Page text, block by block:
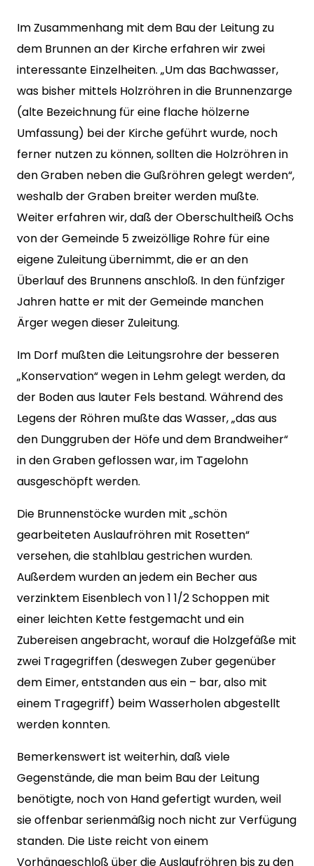
Im Zusammenhang mit dem Bau der Leitung zu
dem Brunnen an der Kirche erfahren wir zwei
interessante Einzelheiten. „Um das Bachwasser,
was bisher mittels Holzröhren in die Brunnenzarge
(alte Bezeichnung für eine flache hölzerne
Umfassung) bei der Kirche geführt wurde, noch
ferner nutzen zu können, sollten die Holzröhren in
den Graben neben die Gußröhren gelegt werden“,
weshalb der Graben breiter werden mußte.
Weiter erfahren wir, daß der Oberschultheiß Ochs
von der Gemeinde 5 zweizöllige Rohre für eine
eigene Zuleitung übernimmt, die er an den
Überlauf des Brunnens anschloß. In den fünfziger
Jahren hatte er mit der Gemeinde manchen
Ärger wegen dieser Zuleitung.
Im Dorf mußten die Leitungsrohre der besseren
„Konservation“ wegen in Lehm gelegt werden, da
der Boden aus lauter Fels bestand. Während des
Legens der Röhren mußte das Wasser, „das aus
den Dunggruben der Höfe und dem Brandweiher“
in den Graben geflossen war, im Tagelohn
ausgeschöpft werden.
Die Brunnenstöcke wurden mit „schön
gearbeiteten Auslaufröhren mit Rosetten“
versehen, die stahlblau gestrichen wurden.
Außerdem wurden an jedem ein Becher aus
verzinktem Eisenblech von 1 1/2 Schoppen mit
einer leichten Kette festgemacht und ein
Zubereisen angebracht, worauf die Holzgefäße mit
zwei Tragegriffen (deswegen Zuber gegenüber
dem Eimer, entstanden aus ein – bar, also mit
einem Tragegriff) beim Wasserholen abgestellt
werden konnten.
Bemerkenswert ist weiterhin, daß viele
Gegenstände, die man beim Bau der Leitung
benötigte, noch von Hand gefertigt wurden, weil
sie offenbar serienmäßig noch nicht zur Verfügung
standen. Die Liste reicht von einem
Vorhängeschloß über die Auslaufröhren bis zu den